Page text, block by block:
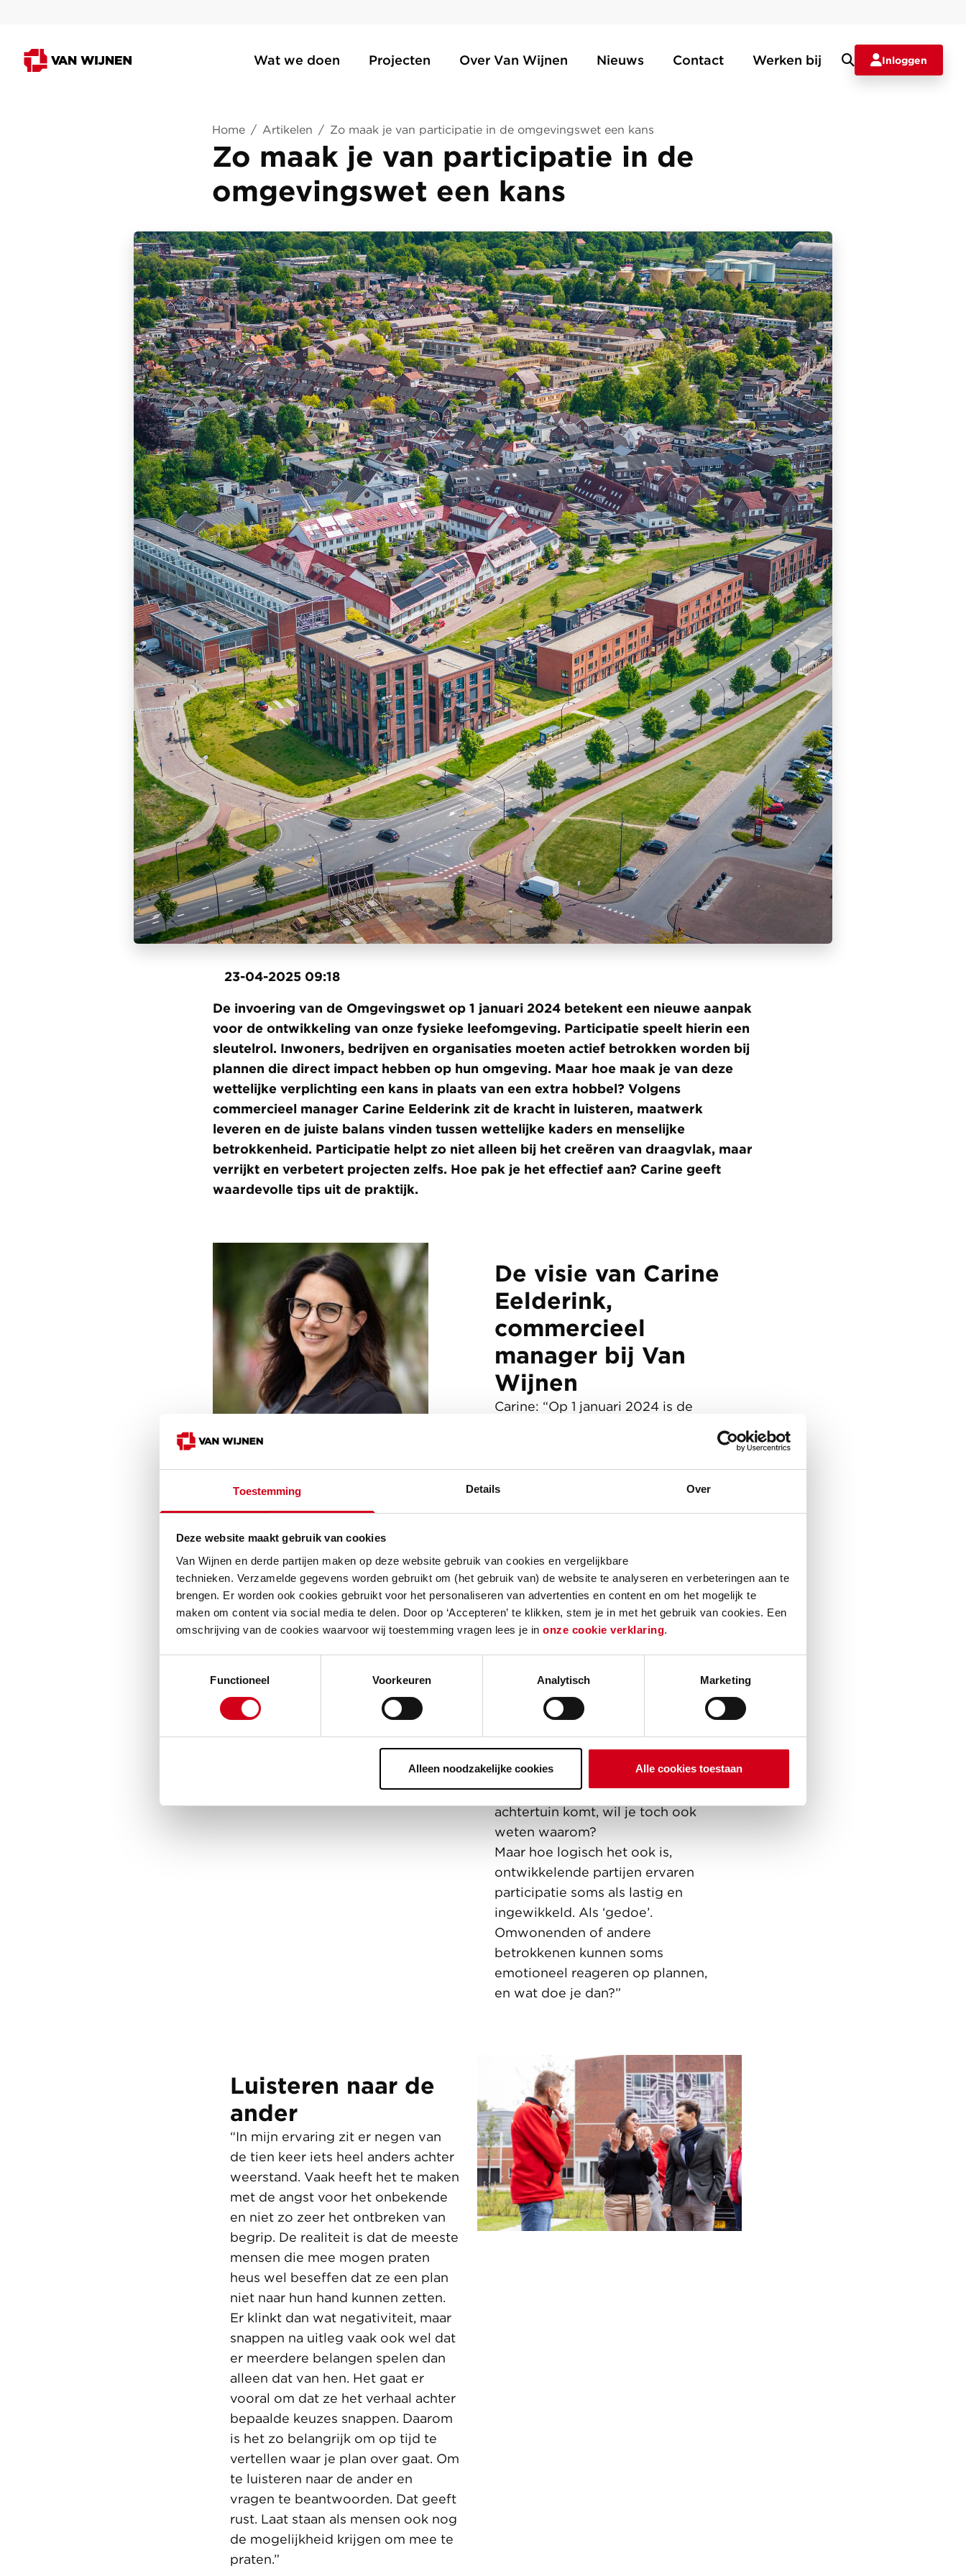
Toestemming Details Over
Deze website maakt gebruik van cookies
Van Wijnen en derde partijen maken op deze website gebruik van cookies en vergelijkbare
technieken. Verzamelde gegevens worden gebruikt om (het gebruik van) de website te analyseren en verbeteringen aan te
brengen. Er worden ook cookies gebruikt voor het personaliseren van advertenties en content en om het mogelijk te
maken om content via social media te delen. Door op ‘Accepteren’ te klikken, stem je in met het gebruik van cookies. Een
omschrijving van de cookies waarvoor wij toestemming vragen lees je in onze cookie verklaring.
Functioneel
Voorkeuren Analytisch Marketing
Alleen noodzakelijke cookies Alle cookies toestaan
Wat we doen Projecten Over Van Wijnen Nieuws Contact Werken bij Inloggen
Home / Artikelen / Zo maak je van participatie in de omgevingswet een kans
Zo maak je van participatie in de
omgevingswet een kans
23-04-2025 09:18
De invoering van de Omgevingswet op 1 januari 2024 betekent een nieuwe aanpak
voor de ontwikkeling van onze fysieke leefomgeving. Participatie speelt hierin een
sleutelrol. Inwoners, bedrijven en organisaties moeten actief betrokken worden bij
plannen die direct impact hebben op hun omgeving. Maar hoe maak je van deze
wettelijke verplichting een kans in plaats van een extra hobbel? Volgens
commercieel manager Carine Eelderink zit de kracht in luisteren, maatwerk
leveren en de juiste balans vinden tussen wettelijke kaders en menselijke
betrokkenheid. Participatie helpt zo niet alleen bij het creëren van draagvlak, maar
verrijkt en verbetert projecten zelfs. Hoe pak je het effectief aan? Carine geeft
waardevolle tips uit de praktijk.
De visie van Carine
Eelderink,
commercieel
manager bij Van
Wijnen
Carine: “Op 1 januari 2024 is de
leefomgeving samenvoegt.
Participatie is een belangrijke pijler
organisaties en bedrijven daar
actief bij betrekken.”
“Participatie is een wettelijke plicht,
behoorlijk ingrijpend voor de
directe woonomgeving. Het zou
daar niet bij betrekt. Als jíj morgen
in de krant leest dat er een
flatgebouw van vijf hoog in je
achtertuin komt, wil je toch ook
weten waarom?
Maar hoe logisch het ook is,
ontwikkelende partijen ervaren
participatie soms als lastig en
ingewikkeld. Als ‘gedoe’.
Omwonenden of andere
betrokkenen kunnen soms
emotioneel reageren op plannen,
en wat doe je dan?”
Luisteren naar de
ander
“In mijn ervaring zit er negen van
de tien keer iets heel anders achter
weerstand. Vaak heeft het te maken
met de angst voor het onbekende
en niet zo zeer het ontbreken van
begrip. De realiteit is dat de meeste
mensen die mee mogen praten
heus wel beseffen dat ze een plan
niet naar hun hand kunnen zetten.
Er klinkt dan wat negativiteit, maar
snappen na uitleg vaak ook wel dat
er meerdere belangen spelen dan
alleen dat van hen. Het gaat er
vooral om dat ze het verhaal achter
bepaalde keuzes snappen. Daarom
is het zo belangrijk om op tijd te
vertellen waar je plan over gaat. Om
te luisteren naar de ander en
vragen te beantwoorden. Dat geeft
rust. Laat staan als mensen ook nog
de mogelijkheid krijgen om mee te
praten.”